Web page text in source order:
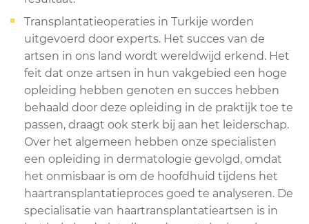
Transplantatieoperaties in Turkije worden
uitgevoerd door experts. Het succes van de
artsen in ons land wordt wereldwijd erkend. Het
feit dat onze artsen in hun vakgebied een hoge
opleiding hebben genoten en succes hebben
behaald door deze opleiding in de praktijk toe te
passen, draagt ook sterk bij aan het leiderschap.
Over het algemeen hebben onze specialisten
een opleiding in dermatologie gevolgd, omdat
het onmisbaar is om de hoofdhuid tijdens het
haartransplantatieproces goed te analyseren. De
specialisatie van haartransplantatieartsen is in